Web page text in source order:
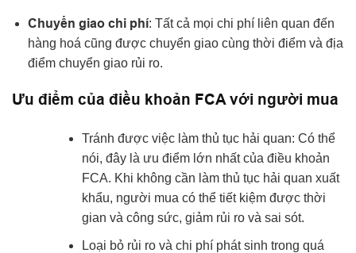
Chuyển giao chi phí: Tất cả mọi chi phí liên quan đến
hàng hoá cũng được chuyển giao cùng thời điểm và địa
điểm chuyển giao rủi ro.
Ưu điểm của điều khoản FCA với người mua
Tránh được việc làm thủ tục hải quan: Có thể
nói, đây là ưu điểm lớn nhất của điều khoản
FCA. Khi không cần làm thủ tục hải quan xuất
khẩu, người mua có thể tiết kiệm được thời
gian và công sức, giảm rủi ro và sai sót.
Loại bỏ rủi ro và chi phí phát sinh trong quá